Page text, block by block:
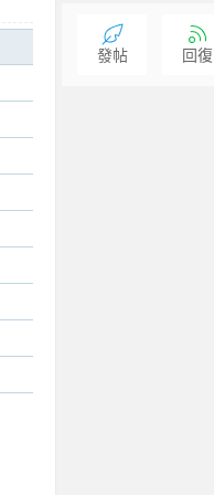
發帖 回復